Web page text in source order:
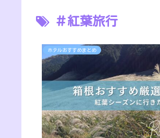
＃紅葉旅行
ホテルおすすめまとめ